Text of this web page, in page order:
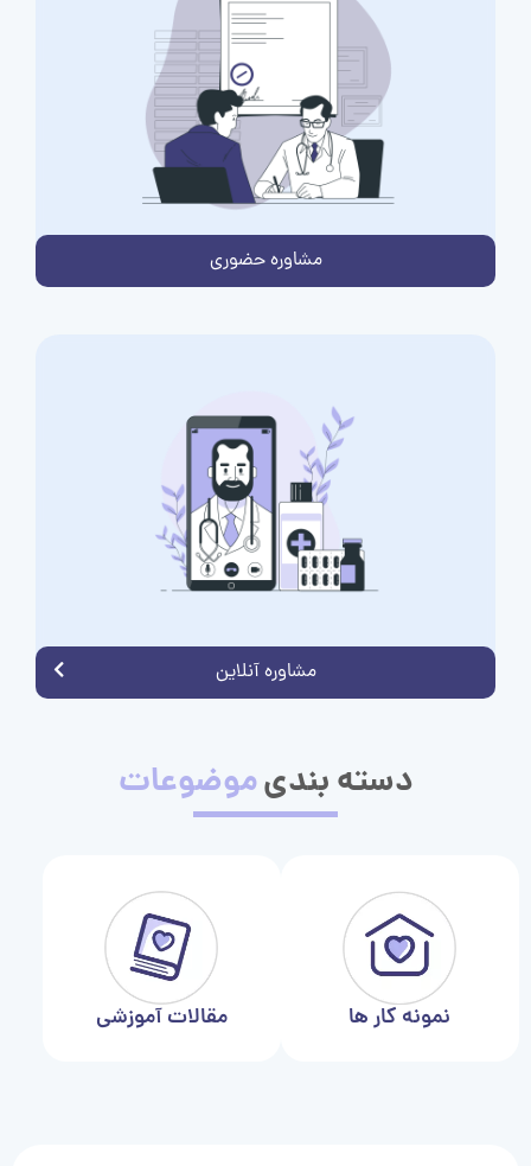
مشاوره حضوری
مشاوره آنلاین
دسته بندیموضوعات
نمونه کار ها مقالات آموزشی